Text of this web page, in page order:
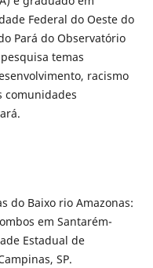
Federal do Oeste do
Pará do Observatório
temas
racismo
comunidades
do Baixo rio Amazonas:
em Santarém-
Estadual de
SP.